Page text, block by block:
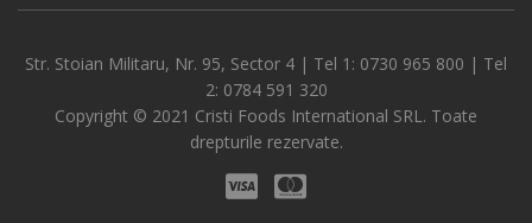
Str. Stoian Militaru, Nr. 95, Sector 4 | Tel 1: 0730 965 800 | Tel
2: 0784 591 320
Copyright © 2021 Cristi Foods International SRL. Toate
drepturile rezervate.